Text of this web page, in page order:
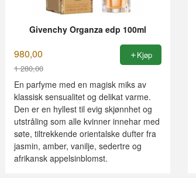
Givenchy Organza edp 100ml
980,00
1 280,00
Rabatt
Kjøp
En parfyme med en magisk miks av
klassisk sensualitet og delikat varme.
Den er en hyllest til evig skjønnhet og
utstråling som alle kvinner innehar med
søte, tiltrekkende orientalske dufter fra
jasmin, amber, vanilje, sedertre og
afrikansk appelsinblomst.